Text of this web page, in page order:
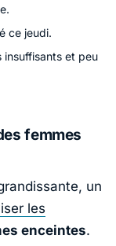
ce jeudi.
insuffisants et peu
femmes
un
les
enceintes.